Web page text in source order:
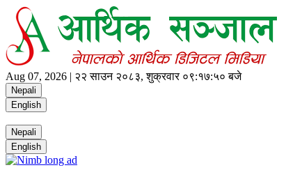
Aug 07, 2026 | २२ साउन २०८३, शुक्रवार ०९:१७:५१ बजे
Nepali
English
Nepali
English